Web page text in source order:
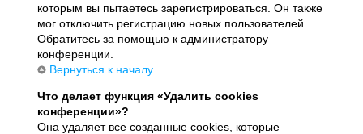
которым вы пытаетесь зарегистрироваться. Он также
мог отключить регистрацию новых пользователей.
Обратитесь за помощью к администратору
конференции.
Вернуться к началу
Что делает функция «Удалить cookies
конференции»?
Она удаляет все созданные cookies, которые